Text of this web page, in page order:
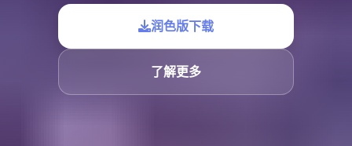
润色版下载
了解更多